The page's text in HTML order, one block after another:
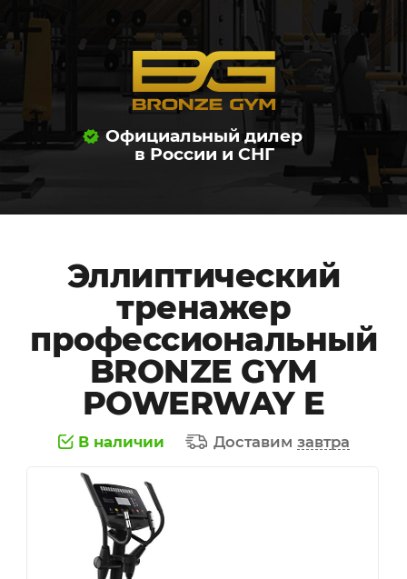
Официальный дилер
в России и СНГ
Эллиптический
тренажер
профессиональный
BRONZE GYM
POWERWAY E
В наличии Доставим завтра